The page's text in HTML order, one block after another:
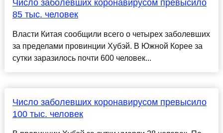
Число заболевших коронавирусом превысило
85 тыс. человек
Власти Китая сообщили всего о четырех заболевших
за пределами провинции Хубэй. В Южной Корее за
сутки заразилось почти 600 человек...
Число заболевших коронавирусом превысило
100 тыс. человек